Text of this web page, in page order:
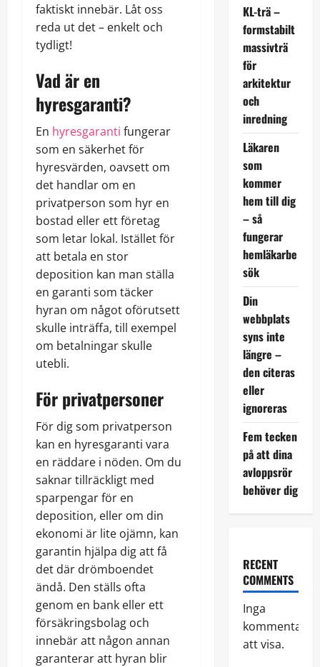
faktiskt innebär. Låt oss
reda ut det – enkelt och
tydligt!
Vad är en
hyresgaranti?
En hyresgaranti fungerar
som en säkerhet för
hyresvärden, oavsett om
det handlar om en
privatperson som hyr en
bostad eller ett företag
som letar lokal. Istället för
att betala en stor
deposition kan man ställa
en garanti som täcker
hyran om något oförutsett
skulle inträffa, till exempel
om betalningar skulle
utebli.
För privatpersoner
För dig som privatperson
kan en hyresgaranti vara
en räddare i nöden. Om du
saknar tillräckligt med
sparpengar för en
deposition, eller om din
ekonomi är lite ojämn, kan
garantin hjälpa dig att få
det där drömboendet
ändå. Den ställs ofta
genom en bank eller ett
försäkringsbolag och
innebär att någon annan
garanterar att hyran blir
KL-trä –
formstabilt
massivträ
för
arkitektur
och
inredning
Läkaren
som
kommer
hem till dig
– så
fungerar
hemläkarbe
sök
Din
webbplats
syns inte
längre –
den citeras
eller
ignoreras
Fem tecken
på att dina
avloppsrör
behöver dig
RECENT
COMMENTS
Inga
kommentarer
att visa.